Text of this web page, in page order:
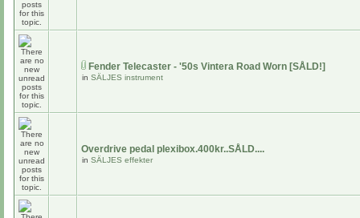
Fender Telecaster - '50s Vintera Road Worn [SÅLD!]
in SÄLJES instrument
Overdrive pedal plexibox.400kr..SÅLD....
in SÄLJES effekter